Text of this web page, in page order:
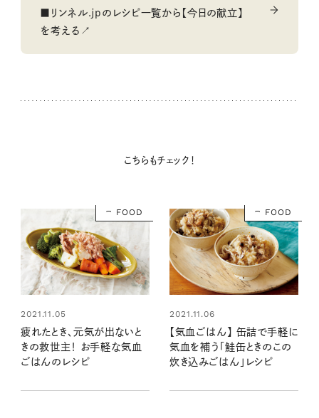
■リンネル.jpのレシピ一覧から【今日の献立】
を考える↗
こちらもチェック！
FOOD
2021.11.05
疲れたとき、元気が出ないと
きの救世主！ お手軽な気血
ごはんのレシピ
FOOD
2021.11.06
【気血ごはん】 缶詰で手軽に
気血を補う「鮭缶ときのこの
炊き込みごはん」レシピ